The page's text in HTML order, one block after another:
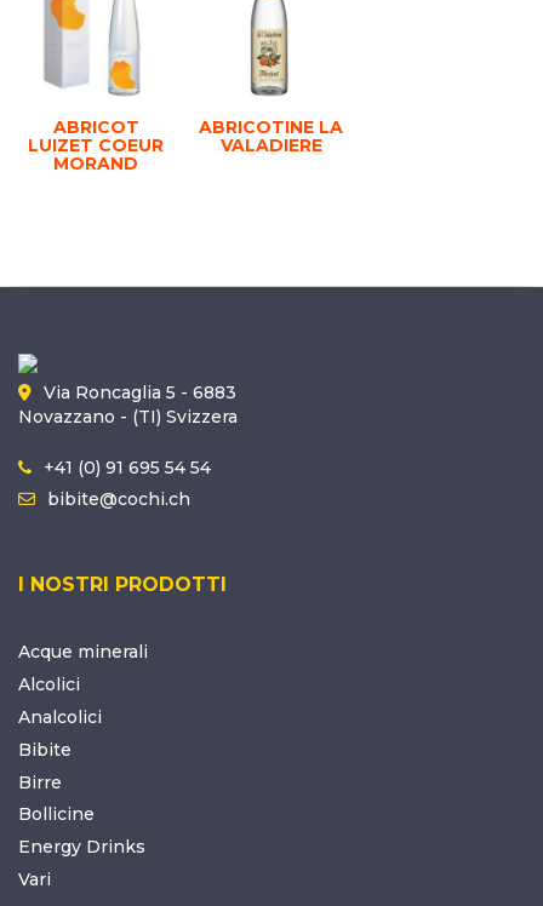
ABRICOT
LUIZET COEUR
MORAND
ABRICOTINE LA
VALADIERE
Via Roncaglia 5 - 6883
Novazzano - (TI) Svizzera
+41 (0) 91 695 54 54
bibite@cochi.ch
I NOSTRI PRODOTTI
Acque minerali
Alcolici
Analcolici
Bibite
Birre
Bollicine
Energy Drinks
Vari